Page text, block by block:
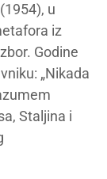
u
iz
Godine
„Nikada
Staljina i